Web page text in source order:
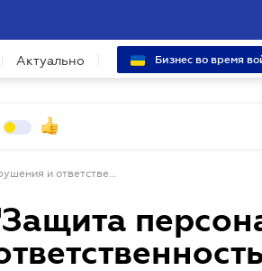
Актуально Бизнес во время
Бесплатный вебинар: "Защита персональных данных: нарушения и ответственность"